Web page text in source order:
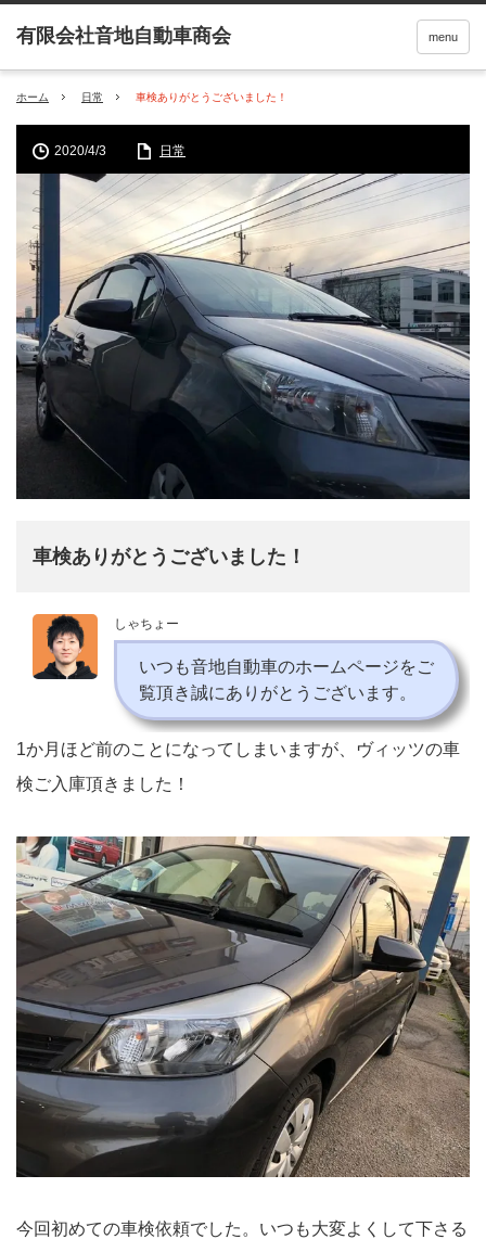
menu
ホーム 日常 車検ありがとうございました！
2020/4/3 日常
車検ありがとうございました！
しゃちょー
いつも音地自動車のホームページをご
覧頂き誠にありがとうございます。
1か月ほど前のことになってしまいますが、ヴィッツの車
検ご入庫頂きました！
今回初めての車検依頼でした。いつも大変よくして下さる